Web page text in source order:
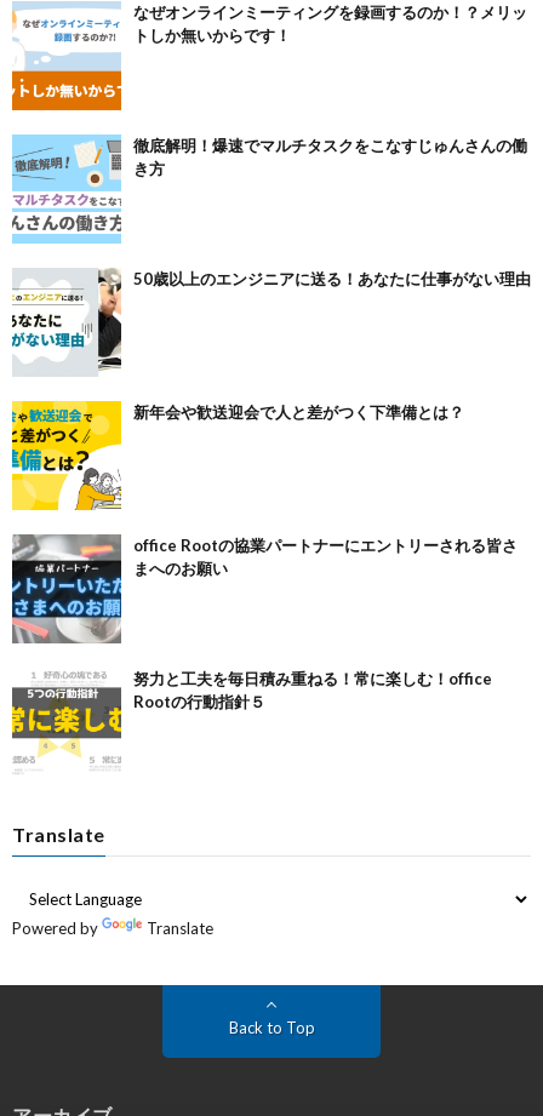
なぜオンラインミーティングを録画するのか！？メリッ
トしか無いからです！
徹底解明！爆速でマルチタスクをこなすじゅんさんの働
き方
50歳以上のエンジニアに送る！あなたに仕事がない理由
新年会や歓送迎会で人と差がつく下準備とは？
office Rootの協業パートナーにエントリーされる皆さ
まへのお願い
努力と工夫を毎日積み重ねる！常に楽しむ！office
Rootの行動指針５
Translate
Powered by Translate
Back to Top